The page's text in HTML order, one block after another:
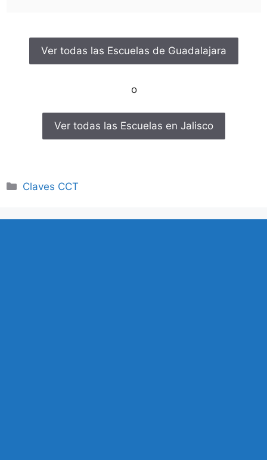
Ver todas las Escuelas de Guadalajara
o
Ver todas las Escuelas en Jalisco
Categorías
Claves CCT